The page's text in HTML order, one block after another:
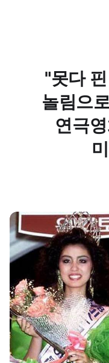
"못다
놀림으
연극